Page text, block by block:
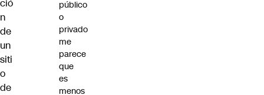
ció
n
de
un
siti
o
de
público
o
privado
me
parece
que
es
menos